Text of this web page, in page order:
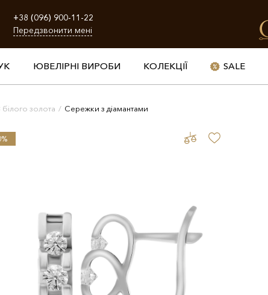
+38 (096) 900-11-22
Передзвонити мені
ЮВЕЛІРНІ ВИРОБИ КОЛЕКЦІЇ SALE
білого золота / Сережки з діамантами